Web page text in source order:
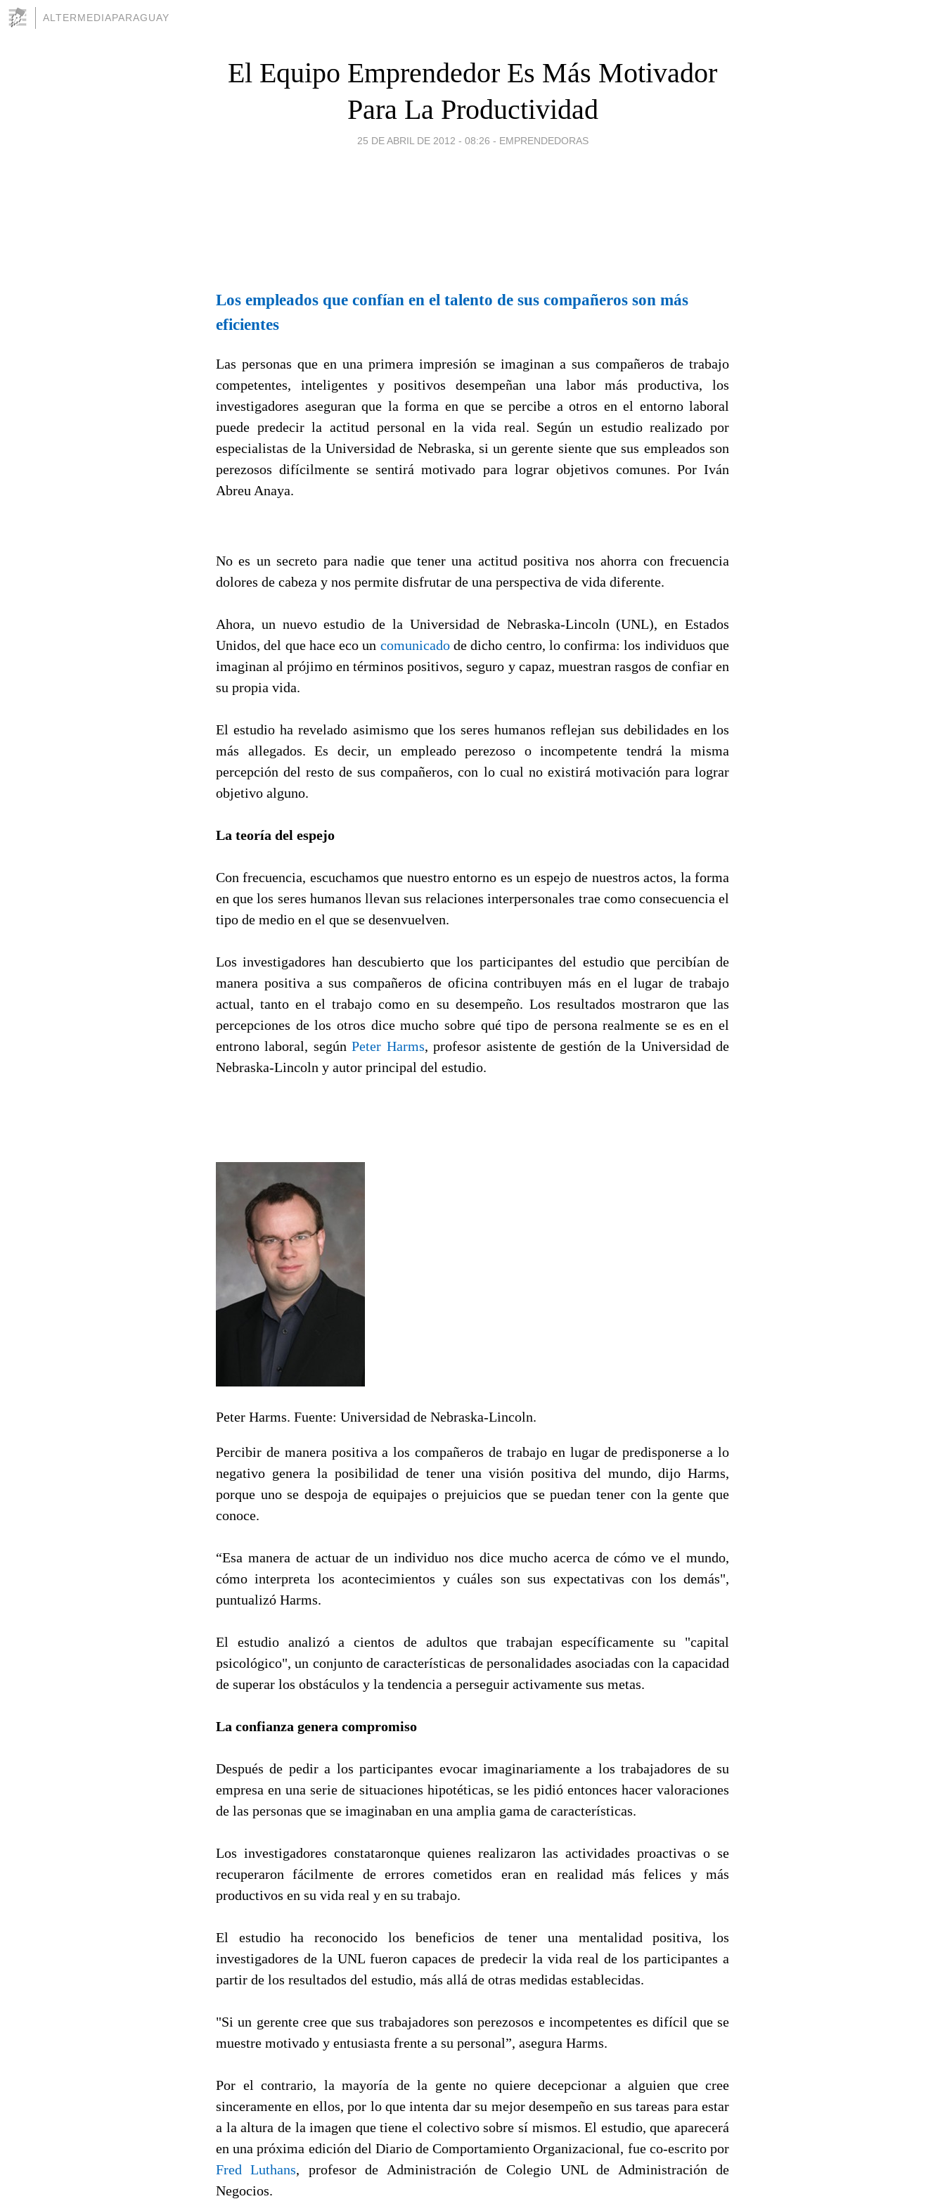
ALTERMEDIAPARAGUAY
El Equipo Emprendedor Es Más Motivador
Para La Productividad
25 DE ABRIL DE 2012 - 08:26 - EMPRENDEDORAS
Los empleados que confían en el talento de sus compañeros son más
eficientes
Las personas que en una primera impresión se imaginan a sus compañeros de trabajo
competentes, inteligentes y positivos desempeñan una labor más productiva, los
investigadores aseguran que la forma en que se percibe a otros en el entorno laboral
puede predecir la actitud personal en la vida real. Según un estudio realizado por
especialistas de la Universidad de Nebraska, si un gerente siente que sus empleados son
perezosos difícilmente se sentirá motivado para lograr objetivos comunes. Por Iván
Abreu Anaya.
No es un secreto para nadie que tener una actitud positiva nos ahorra con frecuencia
dolores de cabeza y nos permite disfrutar de una perspectiva de vida diferente.
Ahora, un nuevo estudio de la Universidad de Nebraska-Lincoln (UNL), en Estados
Unidos, del que hace eco un comunicadode dicho centro, lo confirma: los individuos que
imaginan al prójimo en términos positivos, seguro y capaz, muestran rasgos de confiar en
su propia vida.
El estudio ha revelado asimismo que los seres humanos reflejan sus debilidades en los
más allegados. Es decir, un empleado perezoso o incompetente tendrá la misma
percepción del resto de sus compañeros, con lo cual no existirá motivación para lograr
objetivo alguno.
La teoría del espejo
Con frecuencia, escuchamos que nuestro entorno es un espejo de nuestros actos, la forma
en que los seres humanos llevan sus relaciones interpersonales trae como consecuencia el
tipo de medio en el que se desenvuelven.
Los investigadores han descubierto que los participantes del estudio que percibían de
manera positiva a sus compañeros de oficina contribuyen más en el lugar de trabajo
actual, tanto en el trabajo como en su desempeño. Los resultados mostraron que las
percepciones de los otros dice mucho sobre qué tipo de persona realmente se es en el
entrono laboral, segúnPeter Harms, profesor asistente de gestión de la Universidad de
Nebraska-Lincoln y autor principal del estudio.
Peter Harms. Fuente: Universidad de Nebraska-Lincoln.
Percibir de manera positiva a los compañeros de trabajo en lugar de predisponerse a lo
negativo genera la posibilidad de tener una visión positiva del mundo, dijo Harms,
porque uno se despoja de equipajes o prejuicios que se puedan tener con la gente que
conoce.
“Esa manera de actuar de un individuo nos dice mucho acerca de cómo ve el mundo,
cómo interpreta los acontecimientos y cuáles son sus expectativas con los demás",
puntualizó Harms.
El estudio analizó a cientos de adultos que trabajan específicamente su "capital
psicológico", un conjunto de características de personalidades asociadas con la capacidad
de superar los obstáculos y la tendencia a perseguir activamente sus metas.
La confianza genera compromiso
Después de pedir a los participantes evocar imaginariamente a los trabajadores de su
empresa en una serie de situaciones hipotéticas, se les pidió entonces hacer valoraciones
de las personas que se imaginaban en una amplia gama de características.
Los investigadores constataronque quienes realizaron las actividades proactivas o se
recuperaron fácilmente de errores cometidos eran en realidad más felices y más
productivos en su vida real y en su trabajo.
El estudio ha reconocido los beneficios de tener una mentalidad positiva, los
investigadores de la UNL fueron capaces de predecir la vida real de los participantes a
partir de los resultados del estudio, más allá de otras medidas establecidas.
"Si un gerente cree que sus trabajadores son perezosos e incompetentes es difícil que se
muestre motivado y entusiasta frente a su personal”, asegura Harms.
Por el contrario, la mayoría de la gente no quiere decepcionar a alguien que cree
sinceramente en ellos, por lo que intenta dar su mejor desempeño en sus tareas para estar
a la altura de la imagen que tiene el colectivo sobre sí mismos. El estudio, que aparecerá
en una próxima edición del Diario de Comportamiento Organizacional, fue co-escrito por
Fred Luthans, profesor de Administración de Colegio UNL de Administración de
Negocios.